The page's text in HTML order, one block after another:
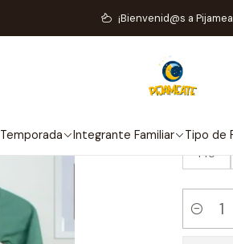
Temporada Integrante Familiar Tipo de
¡Bienvenid@s a
Integrante Familiar Niña
|
TALLA
140
Cantidad